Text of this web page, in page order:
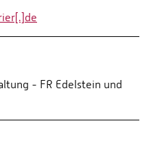
- FR Edelstein und